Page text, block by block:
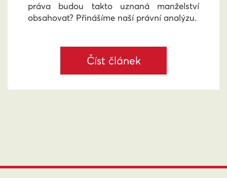
práva budou takto uznaná manželství
obsahovat? Přinášíme naší právní analýzu.
Číst článek